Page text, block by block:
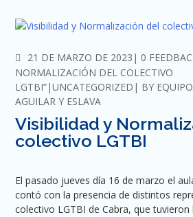
21 DE MARZO DE 2023
0
NORMALIZACIÓN DEL COLECTIVO
LGTBI” UNCATEGORIZED BY
AGUILAR Y ESLAVA
Visibilidad y
colectivo LGTBI
El pasado jueves día 16 de marzo el
contó con la presencia de distintos
colectivo LGTBI de Cabra, que tuvieron